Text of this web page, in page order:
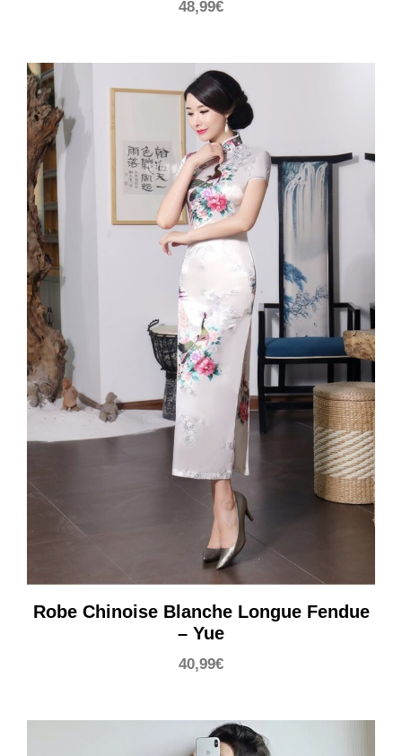
48,99€
Robe Chinoise Blanche Longue Fendue
– Yue
40,99€